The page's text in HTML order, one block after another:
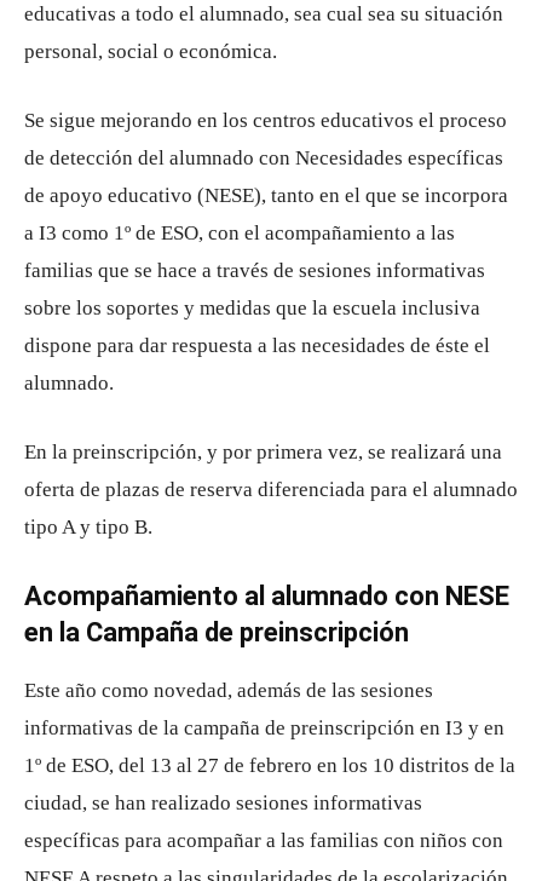
educativas a todo el alumnado, sea cual sea su situación
personal, social o económica.
Se sigue mejorando en los centros educativos el proceso
de detección del alumnado con Necesidades específicas
de apoyo educativo (NESE), tanto en el que se incorpora
a I3 como 1º de ESO, con el acompañamiento a las
familias que se hace a través de sesiones informativas
sobre los soportes y medidas que la escuela inclusiva
dispone para dar respuesta a las necesidades de éste el
alumnado.
En la preinscripción, y por primera vez, se realizará una
oferta de plazas de reserva diferenciada para el alumnado
tipo A y tipo B.
Acompañamiento al alumnado con NESE
en la Campaña de preinscripción
Este año como novedad, además de las sesiones
informativas de la campaña de preinscripción en I3 y en
1º de ESO, del 13 al 27 de febrero en los 10 distritos de la
ciudad, se han realizado sesiones informativas
específicas para acompañar a las familias con niños con